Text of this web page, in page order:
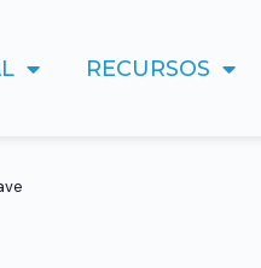
RECURSOS